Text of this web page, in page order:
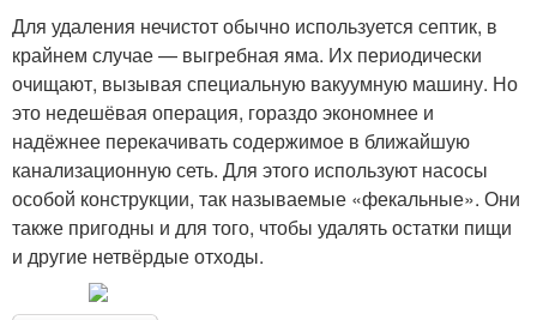
Для удаления нечистот обычно используется септик, в
крайнем случае — выгребная яма. Их периодически
очищают, вызывая специальную вакуумную машину. Но
это недешёвая операция, гораздо экономнее и
надёжнее перекачивать содержимое в ближайшую
канализационную сеть. Для этого используют насосы
особой конструкции, так называемые «фекальные». Они
также пригодны и для того, чтобы удалять остатки пищи
и другие нетвёрдые отходы.